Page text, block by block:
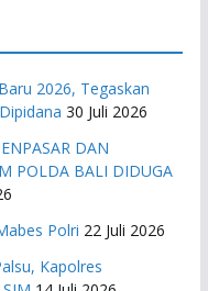
2026, Tegaskan
30 Juli 2026
DAN
POLDA BALI DIDUGA
Polri 22 Juli 2026
Kapolres